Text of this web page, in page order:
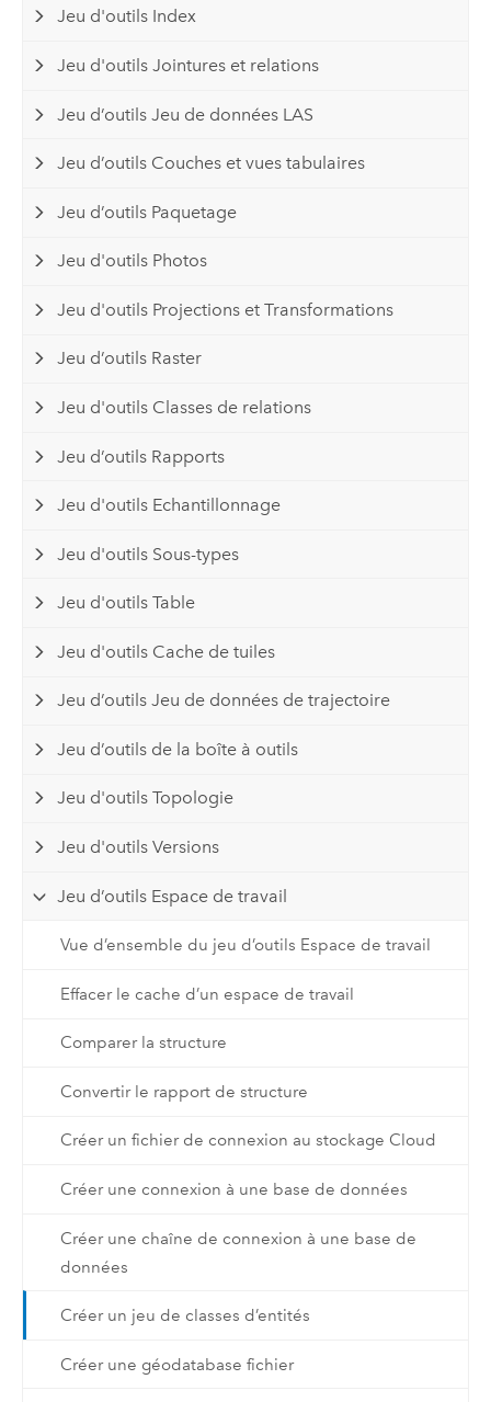
Jeu d'outils Index
Jeu d'outils Jointures et relations
Jeu d’outils Jeu de données LAS
Jeu d’outils Couches et vues tabulaires
Jeu d’outils Paquetage
Jeu d'outils Photos
Jeu d'outils Projections et Transformations
Jeu d’outils Raster
Jeu d'outils Classes de relations
Jeu d’outils Rapports
Jeu d'outils Echantillonnage
Jeu d'outils Sous-types
Jeu d'outils Table
Jeu d'outils Cache de tuiles
Jeu d’outils Jeu de données de trajectoire
Jeu d’outils de la boîte à outils
Jeu d'outils Topologie
Jeu d'outils Versions
Jeu d’outils Espace de travail
Vue d’ensemble du jeu d’outils Espace de travail
Effacer le cache d’un espace de travail
Comparer la structure
Convertir le rapport de structure
Créer un fichier de connexion au stockage Cloud
Créer une connexion à une base de données
Créer une chaîne de connexion à une base de
données
Créer un jeu de classes d’entités
Créer une géodatabase fichier